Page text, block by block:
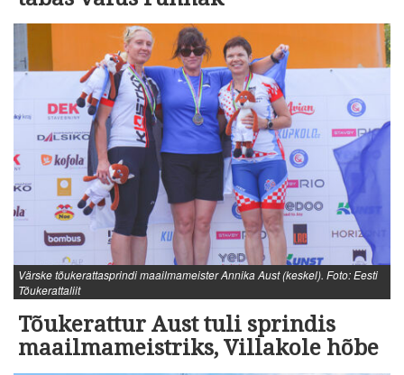
Värske tõukerattasprindi maailmameister Annika Aust (keskel). Foto: Eesti
Tõukerattaliit
Tõukerattur Aust tuli sprindis
maailmameistriks, Villakole hõbe